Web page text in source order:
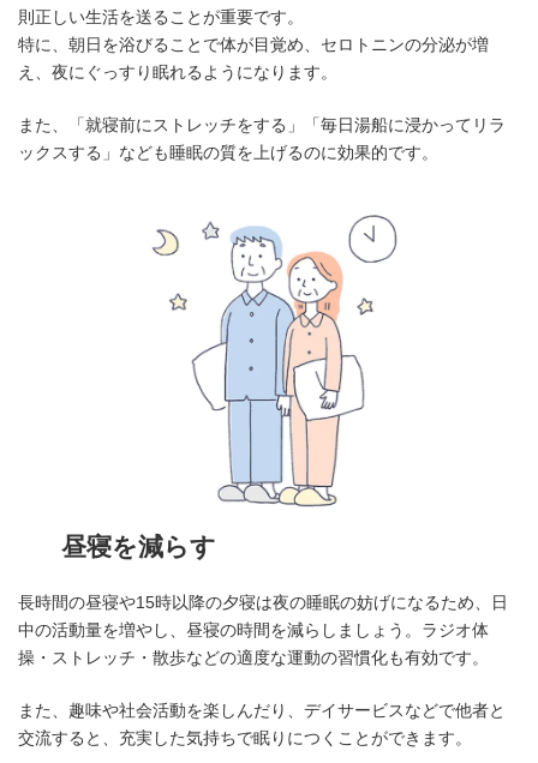
則正しい生活を送ることが重要です。
特に、朝日を浴びることで体が目覚め、セロトニンの分泌が増
え、夜にぐっすり眠れるようになります。
また、「就寝前にストレッチをする」「毎日湯船に浸かってリラ
ックスする」なども睡眠の質を上げるのに効果的です。
昼寝を減らす
長時間の昼寝や15時以降の夕寝は夜の睡眠の妨げになるため、日
中の活動量を増やし、昼寝の時間を減らしましょう。ラジオ体
操・ストレッチ・散歩などの適度な運動の習慣化も有効です。
また、趣味や社会活動を楽しんだり、デイサービスなどで他者と
交流すると、充実した気持ちで眠りにつくことができます。